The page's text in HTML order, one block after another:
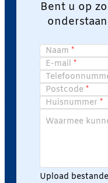
Bent u op
Naam
E-mail
Postcode
Huisnummer
Waarmee
Upload